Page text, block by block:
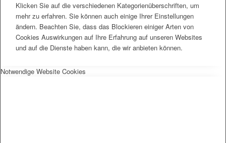
Klicken Sie auf die verschiedenen Kategorienüberschriften, um
mehr zu erfahren. Sie können auch einige Ihrer Einstellungen
ändern. Beachten Sie, dass das Blockieren einiger Arten von
Cookies Auswirkungen auf Ihre Erfahrung auf unseren Websites
und auf die Dienste haben kann, die wir anbieten können.
Notwendige Website Cookies